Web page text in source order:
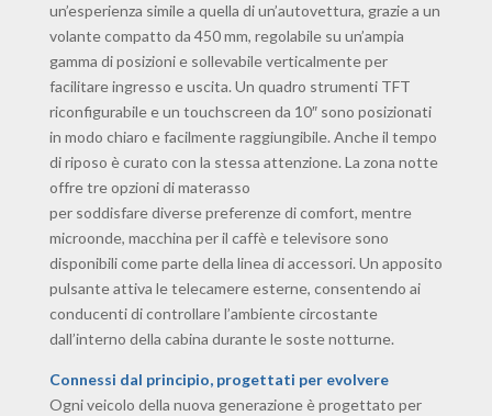
un’esperienza simile a quella di un’autovettura, grazie a un
volante compatto da 450 mm, regolabile su un’ampia
gamma di posizioni e sollevabile verticalmente per
facilitare ingresso e uscita. Un quadro strumenti TFT
riconfigurabile e un touchscreen da 10″ sono posizionati
in modo chiaro e facilmente raggiungibile. Anche il tempo
di riposo è curato con la stessa attenzione. La zona notte
offre tre opzioni di materasso
per soddisfare diverse preferenze di comfort, mentre
microonde, macchina per il caffè e televisore sono
disponibili come parte della linea di accessori. Un apposito
pulsante attiva le telecamere esterne, consentendo ai
conducenti di controllare l’ambiente circostante
dall’interno della cabina durante le soste notturne.
Connessi dal principio, progettati per evolvere
Ogni veicolo della nuova generazione è progettato per